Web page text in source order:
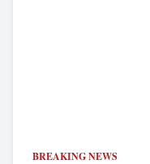
BREAKING NEWS